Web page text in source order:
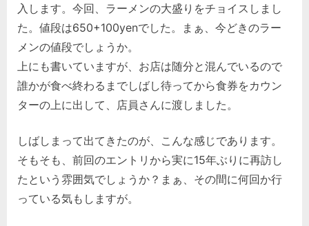
入します。今回、ラーメンの大盛りをチョイスしまし
た。値段は650+100yenでした。まぁ、今どきのラー
メンの値段でしょうか。
上にも書いていますが、お店は随分と混んでいるので
誰かが食べ終わるまでしばし待ってから食券をカウン
ターの上に出して、店員さんに渡しました。
しばしまって出てきたのが、こんな感じであります。
そもそも、前回のエントリから実に15年ぶりに再訪し
たという雰囲気でしょうか？まぁ、その間に何回か行
っている気もしますが。